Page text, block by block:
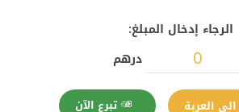
الرجاء إدخال المبلغ:
درهم